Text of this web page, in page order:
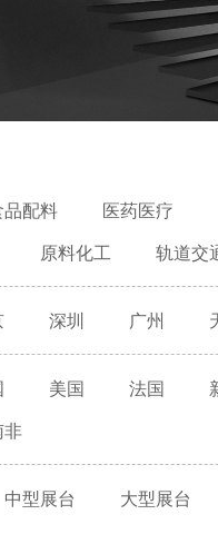
品配料 医药医疗
原料化工 轨道交
深圳 广州
美国 法国
非
中型展台 大型展台